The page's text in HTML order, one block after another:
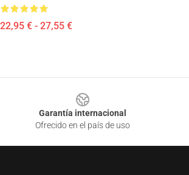
22,95 € - 27,55 €
Garantía internacional
Ofrecido en el país de uso